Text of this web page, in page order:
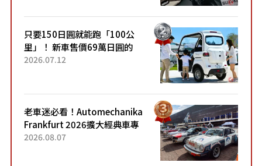
只要150日圓就能跑「100公
里」！ 新車售價69萬日圓的
「3人座」Trike大受歡迎！ 順
2026.07.12
老車迷必看！Automechanika
Frankfurt 2026擴大經典車專
區 1954年珍稀古董車現場修復
2026.08.07